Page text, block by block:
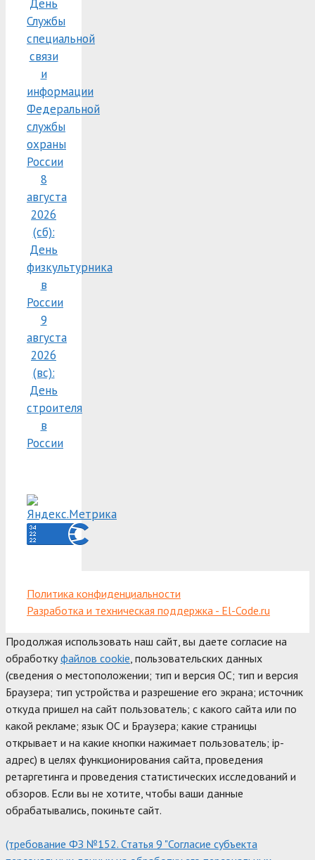
День
Службы
специальной
связи
и
информации
Федеральной
службы
охраны
России
8
августа
2026
(сб):
День
физкультурника
в
России
9
августа
2026
(вс):
День
строителя
в
России
Политика конфиденциальности
Разработка и техническая поддержка - El-Code.ru
Продолжая использовать наш сайт, вы даете согласие на
обработкуфайлов cookie , пользовательских данных
(сведения о местоположении; тип и версия ОС; тип и версия
Браузера; тип устройства и разрешение его экрана; источник
откуда пришел на сайт пользователь; с какого сайта или по
какой рекламе; язык ОС и Браузера; какие страницы
открывает и на какие кнопки нажимает пользователь; ip-
адрес) в целях функционирования сайта, проведения
ретаргетинга и проведения статистических исследований и
обзоров. Если вы не хотите, чтобы ваши данные
обрабатывались, покиньте сайт.
(требование ФЗ №152. Статья 9 "Согласие субъекта